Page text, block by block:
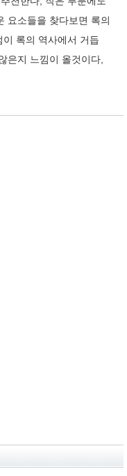
요소들을 찾다보면 록의
록의 역사에서 거듭
은지 느낌이 올것이다,